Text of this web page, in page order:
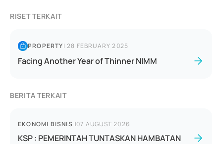
RISET TERKAIT
PROPERTY|28 FEBRUARY 2025
Facing Another Year of Thinner NIMM
BERITA TERKAIT
EKONOMI BISNIS |07 AUGUST 2026
KSP : PEMERINTAH TUNTASKAN HAMBATAN